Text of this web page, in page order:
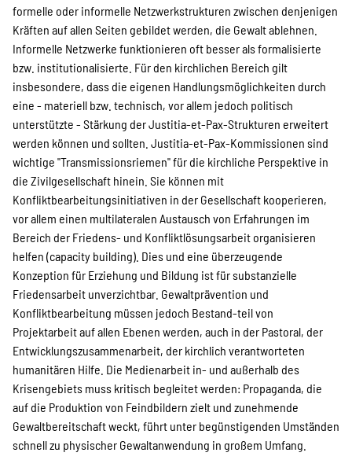
formelle oder informelle Netzwerkstrukturen zwischen denjenigen
Kräften auf allen Seiten gebildet werden, die Gewalt ablehnen.
Informelle Netzwerke funktionieren oft besser als formalisierte
bzw. institutionalisierte. Für den kirchlichen Bereich gilt
insbesondere, dass die eigenen Handlungsmöglichkeiten durch
eine - materiell bzw. technisch, vor allem jedoch politisch
unterstützte - Stärkung der Justitia-et-Pax-Strukturen erweitert
werden können und sollten. Justitia-et-Pax-Kommissionen sind
wichtige "Transmissionsriemen" für die kirchliche Perspektive in
die Zivilgesellschaft hinein. Sie können mit
Konfliktbearbeitungsinitiativen in der Gesellschaft kooperieren,
vor allem einen multilateralen Austausch von Erfahrungen im
Bereich der Friedens- und Konfliktlösungsarbeit organisieren
helfen (capacity building). Dies und eine überzeugende
Konzeption für Erziehung und Bildung ist für substanzielle
Friedensarbeit unverzichtbar. Gewaltprävention und
Konfliktbearbeitung müssen jedoch Bestand-teil von
Projektarbeit auf allen Ebenen werden, auch in der Pastoral, der
Entwicklungszusammenarbeit, der kirchlich verantworteten
humanitären Hilfe. Die Medienarbeit in- und außerhalb des
Krisengebiets muss kritisch begleitet werden: Propaganda, die
auf die Produktion von Feindbildern zielt und zunehmende
Gewaltbereitschaft weckt, führt unter begünstigenden Umständen
schnell zu physischer Gewaltanwendung in großem Umfang.